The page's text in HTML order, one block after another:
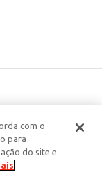
com o
para
do site e